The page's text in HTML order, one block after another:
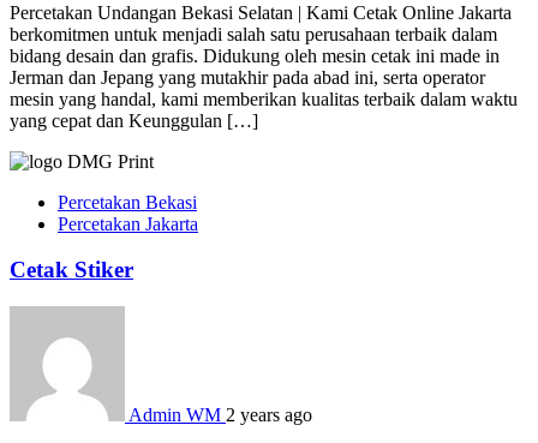
Percetakan Undangan Bekasi Selatan | Kami Cetak Online Jakarta
berkomitmen untuk menjadi salah satu perusahaan terbaik dalam
bidang desain dan grafis. Didukung oleh mesin cetak ini made in
Jerman dan Jepang yang mutakhir pada abad ini, serta operator
mesin yang handal, kami memberikan kualitas terbaik dalam waktu
yang cepat dan Keunggulan […]
Percetakan Bekasi
Percetakan Jakarta
Cetak Stiker
Admin WM 2 years ago